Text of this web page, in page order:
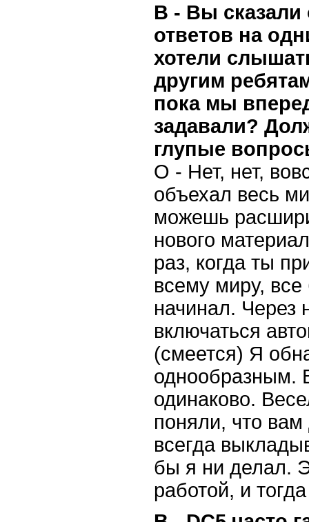
В - Вы сказали
ответов на
хотели
другим
пока мы
задавали?
глупые
О - Нет, нет,
объехал весь
можешь
нового
раз, когда ты
всему миру, все
начинал. Через
включаться
(смеется) Я
однообразным.
одинаково.
поняли, что вам
всегда
бы я ни делал.
работой, и